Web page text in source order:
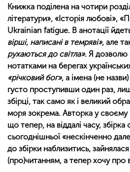
Книжка поділена на чотири
літератури», «Історія любові»,
Ukrainian fatigue. В анотації
вірші, написані в темряві», але
рухаються до світла». Я дозволю
нотатками на берегах
«річковий бог», а імена (не
густо проступивши один раз,
збірці, так само як і великий
моря зокрема. Авторка у своєму
що тепер, на віддалі часу, збірка
сьогоднішньої «нескінченно
до збірки наблизитись,
(про)читанням, а тепер хочу про